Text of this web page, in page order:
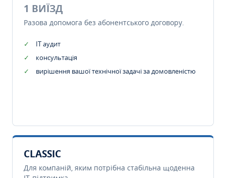
1 ВИЇЗД
Разова допомога без абонентського договору.
IT аудит
консультація
вирішення вашої технічної задачі за домовленістю
CLASSIC
Для компаній, яким потрібна стабільна щоденна